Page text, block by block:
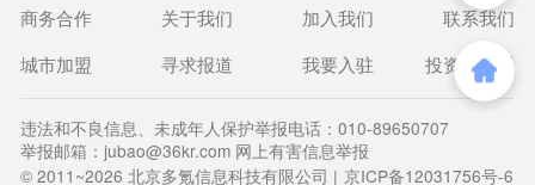
商务合作 关于我们 加入我们
联系我们
城市加盟
寻求报道 我要入驻 投资者关系
违法和不良信息、未成年人保护举报电话：010-89650707
举报邮箱：jubao@36kr.com 网上有害信息举报
© 2011~2026 北京多氪信息科技有限公司 | 京ICP备12031756号-6